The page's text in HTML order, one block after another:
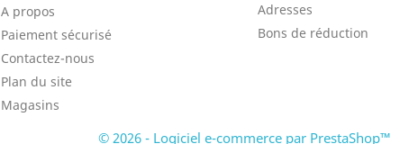
A propos
Paiement sécurisé
Contactez-nous
Plan du site
Magasins
Adresses
Bons de réduction
© 2026 - Logiciel e-commerce par PrestaShop™